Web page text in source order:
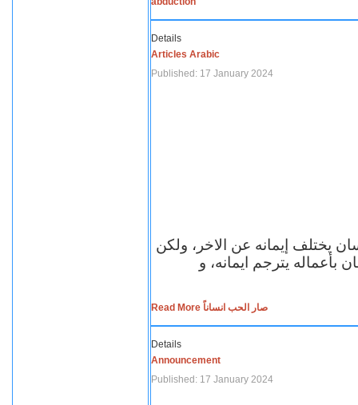
Details
Articles Arabic
Published: 17 January 2024
يختلف إيمانه عن الاخر، ولكن
بأعماله يترجم ايمانه، و
Read More صار الحب انساناً
Details
Announcement
Published: 17 January 2024